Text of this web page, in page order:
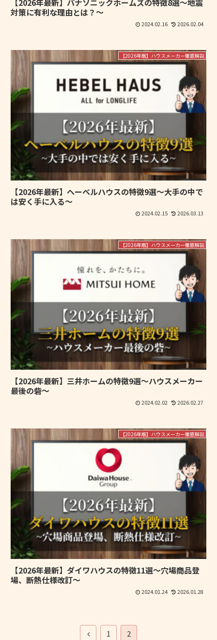
対策に有利な理由とは？～
2024.02.16 2026.02.04
【2026年版】ハウスメーカー徹底解説
【2026年最新】ヘーベルハウスの特徴9選～大手の中で
は安く手に入る～
2024.02.15 2026.03.13
【2026年版】ハウスメーカー徹底解説
【2026年最新】三井ホームの特徴9選～ハウスメーカー
最後の砦～
2024.02.02 2026.02.27
【2026年版】ハウスメーカー徹底解説
【2026年最新】ダイワハウスの特徴11選～穴場商品登
場、断熱仕様改訂～
2024.01.24 2026.01.28
1 2